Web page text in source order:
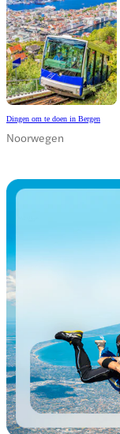
Dingen om te doen in Bergen
Noorwegen